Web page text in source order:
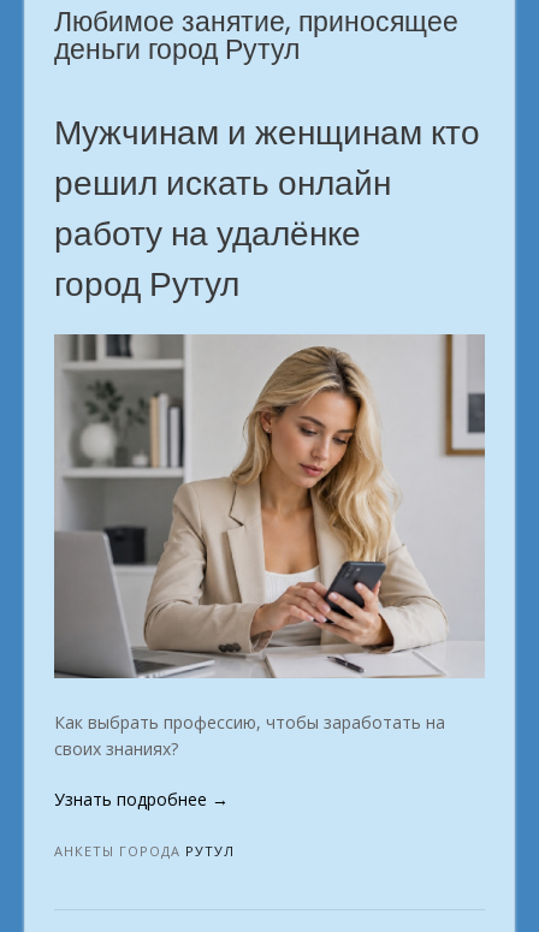
возможность
обеспечивать
себя
Рутул»
Любимое занятие, приносящее
деньги город Рутул
Мужчинам и женщинам кто
решил искать онлайн
работу на удалёнке
город Рутул
Как выбрать профессию, чтобы заработать на
своих знаниях?
Узнать подробнее «Любимое
приносящее
город
→
АНКЕТЫ ГОРОДА РУТУЛ